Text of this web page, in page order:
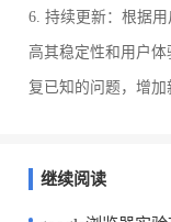
6. 持续更新：根据
高其稳定性和用户
复已知的问题，增加
继续阅读